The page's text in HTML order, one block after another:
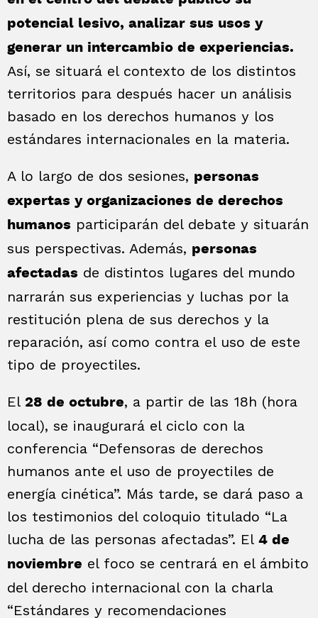
potencial lesivo, analizar sus usos y
generar un intercambio de experiencias.
Así, se situará el contexto de los distintos
territorios para después hacer un análisis
basado en los derechos humanos y los
estándares internacionales en la materia.
A lo largo de dos sesiones, personas
expertas y organizaciones de derechos
humanos participarán del debate y situarán
sus perspectivas. Además, personas
afectadas de distintos lugares del mundo
narrarán sus experiencias y luchas por la
restitución plena de sus derechos y la
reparación, así como contra el uso de este
tipo de proyectiles.
El 28 de octubre, a partir de las 18h (hora
local), se inaugurará el ciclo con la
conferencia “Defensoras de derechos
humanos ante el uso de proyectiles de
energía cinética”. Más tarde, se dará paso a
los testimonios del coloquio titulado “La
lucha de las personas afectadas”. El 4 de
noviembre el foco se centrará en el ámbito
del derecho internacional con la charla
“Estándares y recomendaciones